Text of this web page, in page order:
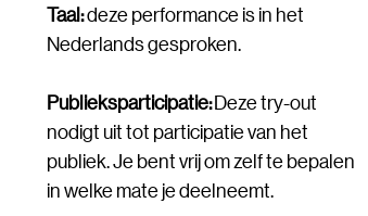
Taal:deze performance is in het
Nederlands gesproken.
Publieksparticipatie:Deze try-out
nodigt uit tot participatie van het
publiek. Je bent vrij om zelf te bepalen
in welke mate je deelneemt.